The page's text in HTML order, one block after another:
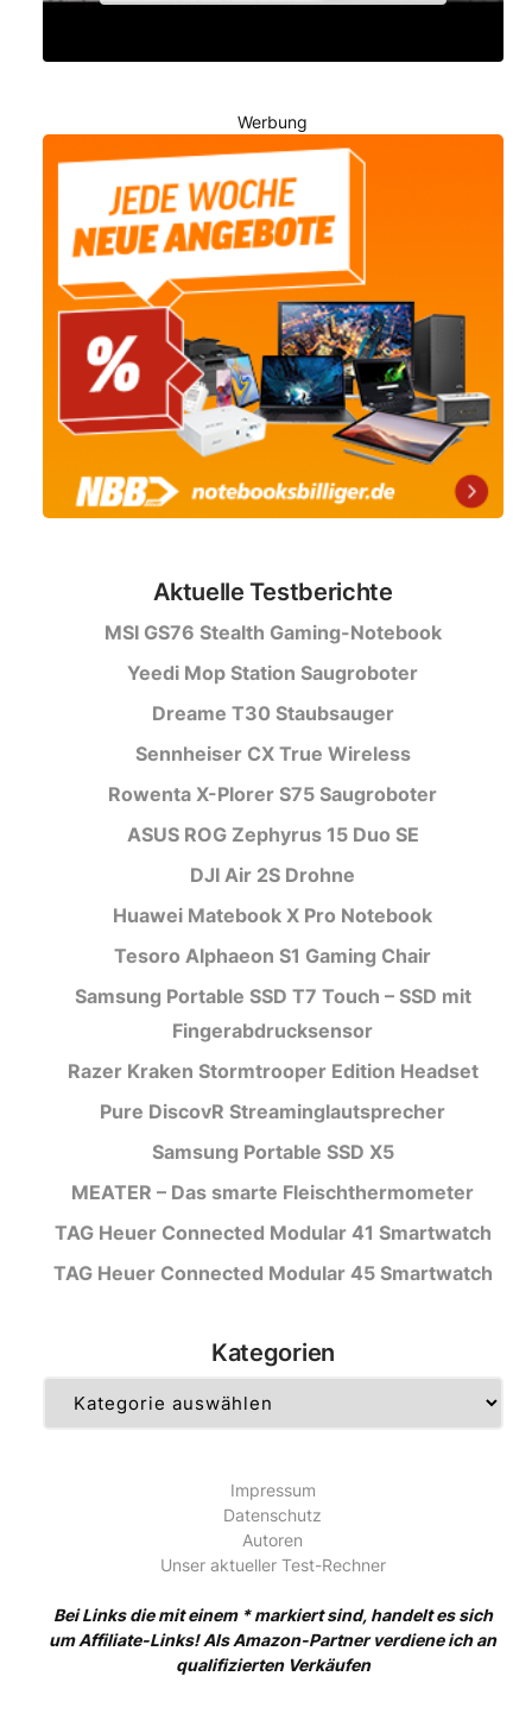
Werbung
Aktuelle Testberichte
MSI GS76 Stealth Gaming-Notebook
Yeedi Mop Station Saugroboter
Dreame T30 Staubsauger
Sennheiser CX True Wireless
Rowenta X-Plorer S75 Saugroboter
ASUS ROG Zephyrus 15 Duo SE
DJI Air 2S Drohne
Huawei Matebook X Pro Notebook
Tesoro Alphaeon S1 Gaming Chair
Samsung Portable SSD T7 Touch – SSD mit
Fingerabdrucksensor
Razer Kraken Stormtrooper Edition Headset
Pure DiscovR Streaminglautsprecher
Samsung Portable SSD X5
MEATER – Das smarte Fleischthermometer
TAG Heuer Connected Modular 41 Smartwatch
TAG Heuer Connected Modular 45 Smartwatch
Kategorien
Impressum
Datenschutz
Autoren
Unser aktueller Test-Rechner
Bei Links die mit einem * markiert sind, handelt es sich
um Affiliate-Links! Als Amazon-Partner verdiene ich an
qualifizierten Verkäufen